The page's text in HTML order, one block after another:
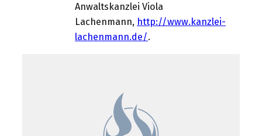
Anwaltskanzlei Viola
Lachenmann, http://www.kanzlei-
lachenmann.de/.